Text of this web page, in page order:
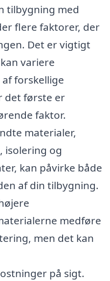
tilbygning med
flere faktorer, der
Det er vigtigt
variere
forskellige
det første er
faktor.
materialer,
isolering og
kan påvirke både
af din tilbygning.
medføre
men det kan
på sigt.